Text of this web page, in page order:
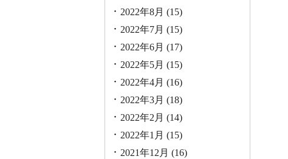
2022年8月 (15)
2022年7月 (15)
2022年6月 (17)
2022年5月 (15)
2022年4月 (16)
2022年3月 (18)
2022年2月 (14)
2022年1月 (15)
2021年12月 (16)